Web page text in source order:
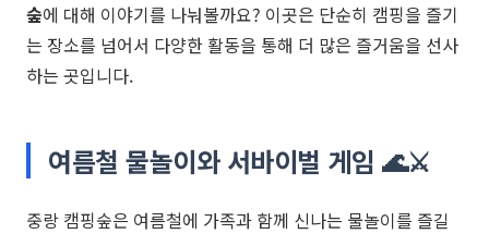
숲에 대해 이야기를 나눠볼까요? 이곳은 단순히 캠핑을 즐기
는 장소를 넘어서 다양한 활동을 통해 더 많은 즐거움을 선사
하는 곳입니다.
여름철 물놀이와 서바이벌 게임 🌊⚔️
중랑 캠핑숲은 여름철에 가족과 함께 신나는 물놀이를 즐길